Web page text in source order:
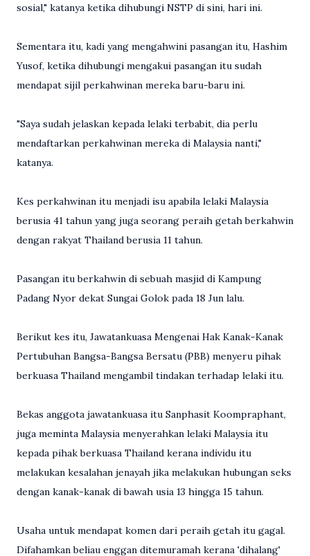
sosial," katanya ketika dihubungi NSTP di sini, hari ini.
Sementara itu, kadi yang mengahwini pasangan itu, Hashim
Yusof, ketika dihubungi mengakui pasangan itu sudah
mendapat sijil perkahwinan mereka baru-baru ini.
"Saya sudah jelaskan kepada lelaki terbabit, dia perlu
mendaftarkan perkahwinan mereka di Malaysia nanti,"
katanya.
Kes perkahwinan itu menjadi isu apabila lelaki Malaysia
berusia 41 tahun yang juga seorang peraih getah berkahwin
dengan rakyat Thailand berusia 11 tahun.
Pasangan itu berkahwin di sebuah masjid di Kampung
Padang Nyor dekat Sungai Golok pada 18 Jun lalu.
Berikut kes itu, Jawatankuasa Mengenai Hak Kanak-Kanak
Pertubuhan Bangsa-Bangsa Bersatu (PBB) menyeru pihak
berkuasa Thailand mengambil tindakan terhadap lelaki itu.
Bekas anggota jawatankuasa itu Sanphasit Koompraphant,
juga meminta Malaysia menyerahkan lelaki Malaysia itu
kepada pihak berkuasa Thailand kerana individu itu
melakukan kesalahan jenayah jika melakukan hubungan seks
dengan kanak-kanak di bawah usia 13 hingga 15 tahun.
Usaha untuk mendapat komen dari peraih getah itu gagal.
Difahamkan beliau enggan ditemuramah kerana 'dihalang'